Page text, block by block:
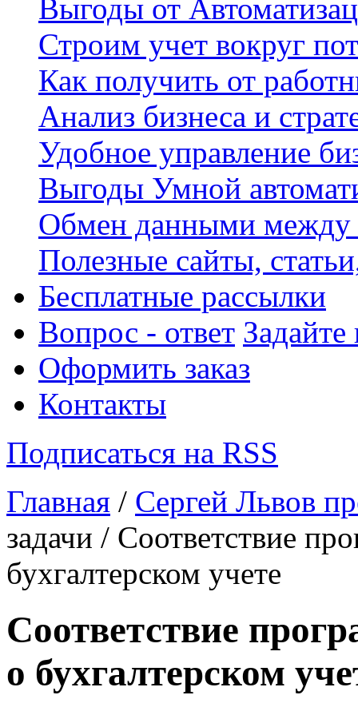
Выгоды от
Строим учет вокруг
Как получить от
Анализ бизнеса и
Удобное управление
Выгоды Умной
Обмен данными между
Полезные сайты,
Бесплатные рассылки
Вопрос - ответ
Оформить заказ
Контакты
Подписаться на RSS
Главная / Сергей Львов
задачи / Соответствие
бухгалтерском учете
Соответствие
о бухгалтерском